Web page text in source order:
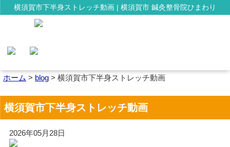
横須賀市下半身ストレッチ動画 | 横須賀市 鍼灸整骨院ひまわり
ホーム > blog > 横須賀市下半身ストレッチ動画
横須賀市下半身ストレッチ動画
2026年05月28日